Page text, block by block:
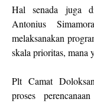
Hal senada juga
Antonius
melaksanakan
skala prioritas, mana
Plt Camat
proses